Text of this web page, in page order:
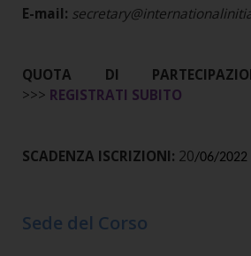
E-mail:
QUOTA DI
>>> REGISTRATI SUBITO
SCADENZA ISCRIZIONI: 20/06/2022
Sede del Corso